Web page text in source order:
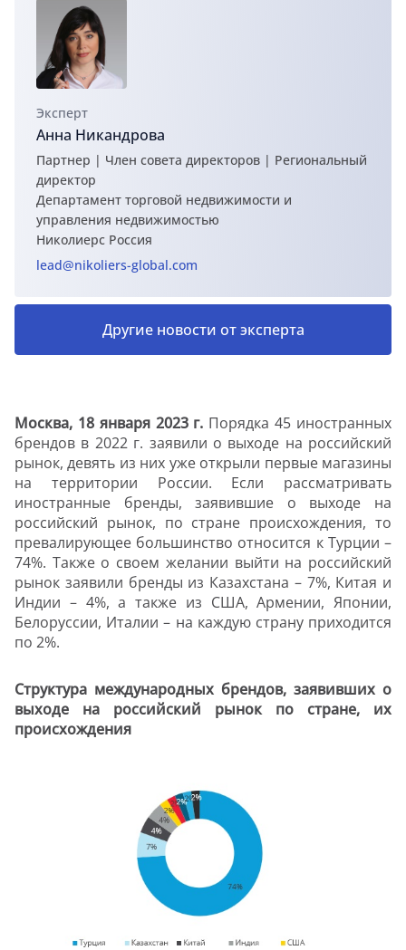
Эксперт
Анна Никандрова
Партнер | Член совета директоров | Региональный
директор
Департамент торговой недвижимости и
управления недвижимостью
Николиерс Россия
lead@nikoliers-global.com
Другие новости от эксперта
Москва, 18 января 2023 г. Порядка 45 иностранных
брендов в 2022 г. заявили о выходе на российский
рынок, девять из них уже открыли первые магазины
на территории России. Если рассматривать
иностранные бренды, заявившие о выходе на
российский рынок, по стране происхождения, то
превалирующее большинство относится к Турции –
74%. Также о своем желании выйти на российский
рынок заявили бренды из Казахстана – 7%, Китая и
Индии – 4%, а также из США, Армении, Японии,
Белоруссии, Италии – на каждую страну приходится
по 2%.
Структура международных брендов, заявивших о
выходе на российский рынок по стране, их
происхождения